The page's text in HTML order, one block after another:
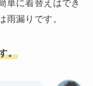
単に着替えはでき
雨漏りです。
。